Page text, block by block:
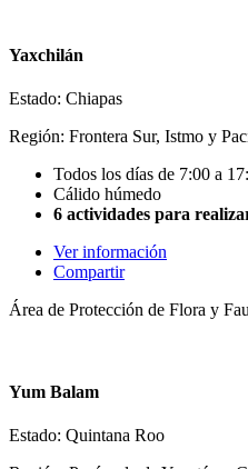
Yaxchilán
Estado: Chiapas
Región: Frontera Sur, Istmo y
Todos los días de 7:00 a
Cálido húmedo
6 actividades para
Ver información
Compartir
Área de Protección de Flora y
Yum Balam
Estado: Quintana Roo